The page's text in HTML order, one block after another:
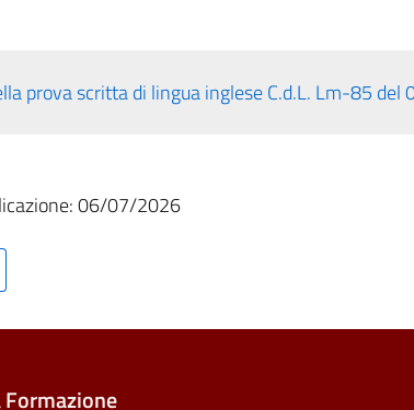
prova scritta di lingua inglese C.d.L. Lm-85
06/07/2026
Formazione